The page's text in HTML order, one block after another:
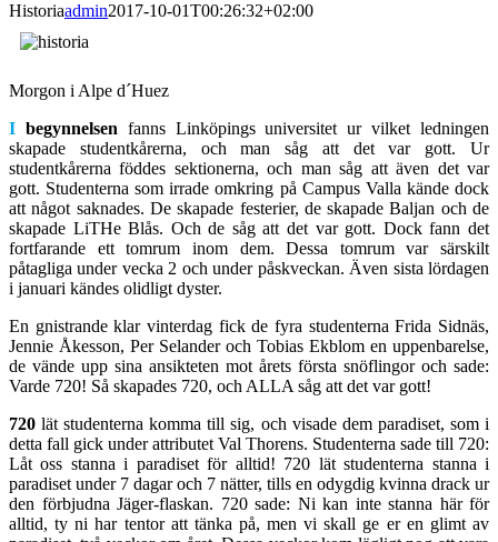
Historiaadmin2017-10-01T00:26:32+02:00
Morgon i Alpe d´Huez
I begynnelsen fanns Linköpings universitet ur vilket ledningen
skapade studentkårerna, och man såg att det var gott. Ur
studentkårerna föddes sektionerna, och man såg att även det var
gott. Studenterna som irrade omkring på Campus Valla kände dock
att något saknades. De skapade festerier, de skapade Baljan och de
skapade LiTHe Blås. Och de såg att det var gott. Dock fann det
fortfarande ett tomrum inom dem. Dessa tomrum var särskilt
påtagliga under vecka 2 och under påskveckan. Även sista lördagen
i januari kändes olidligt dyster.
En gnistrande klar vinterdag fick de fyra studenterna Frida Sidnäs,
Jennie Åkesson, Per Selander och Tobias Ekblom en uppenbarelse,
de vände upp sina ansikteten mot årets första snöflingor och sade:
Varde 720! Så skapades 720, och ALLA såg att det var gott!
720 lät studenterna komma till sig, och visade dem paradiset, som i
detta fall gick under attributet Val Thorens. Studenterna sade till 720:
Låt oss stanna i paradiset för alltid! 720 lät studenterna stanna i
paradiset under 7 dagar och 7 nätter, tills en odygdig kvinna drack ur
den förbjudna Jäger-flaskan. 720 sade: Ni kan inte stanna här för
alltid, ty ni har tentor att tänka på, men vi skall ge er en glimt av